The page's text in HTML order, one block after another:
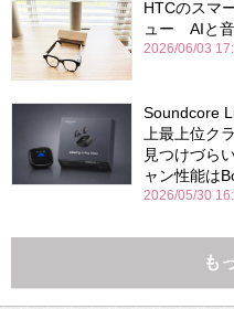
HTCのスマ
ュー AIと音
2026/06/03
Soundcore
上最上位ク
見つけづら
ャン性能は
2026/05/30
も